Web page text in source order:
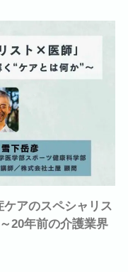
アのスペシャリス
20年前の介護業界